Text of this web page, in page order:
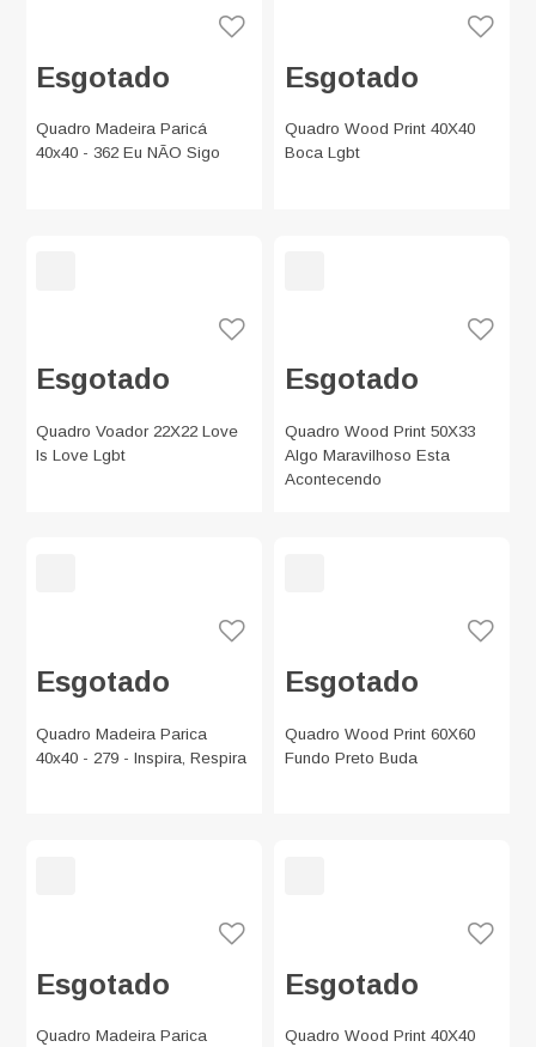
Esgotado
Quadro Madeira Paricá
40x40 - 362 Eu NÃO Sigo
Esgotado
Quadro Wood Print 40X40
Boca Lgbt
Esgotado
Quadro Voador 22X22 Love
Is Love Lgbt
Esgotado
Quadro Wood Print 50X33
Algo Maravilhoso Esta
Acontecendo
Esgotado
Quadro Madeira Parica
40x40 - 279 - Inspira, Respira
Esgotado
Quadro Wood Print 60X60
Fundo Preto Buda
Esgotado
Quadro Madeira Parica
Esgotado
Quadro Wood Print 40X40